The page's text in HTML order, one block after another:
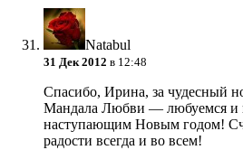
Natabul
31 Дек 2012 в 12:48
Спасибо, Ирина, за чудесный
Мандала Любви — любуемся и
наступающим Новым годом!
радости всегда и во всем!